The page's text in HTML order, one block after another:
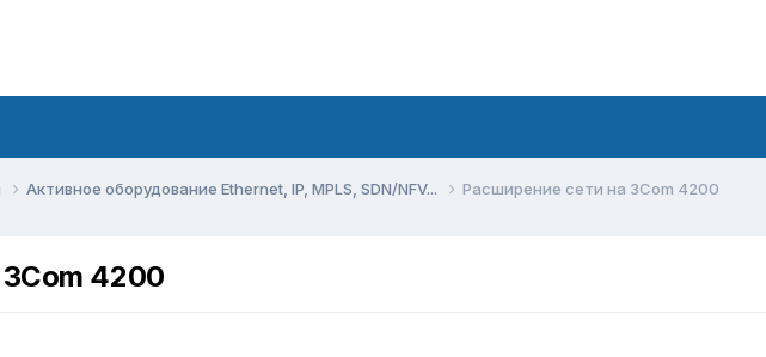
Активное оборудование Ethernet, IP, MPLS, SDN/NFV... Расширение сети на 3Com 4200
4200